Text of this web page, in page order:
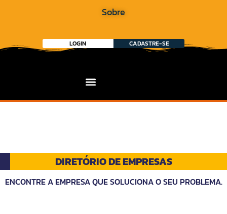
Sobre
LOGIN CADASTRE-SE
DIRETÓRIO DE EMPRESAS
ENCONTRE A EMPRESA QUE SOLUCIONA O SEU PROBLEMA.